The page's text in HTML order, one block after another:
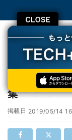
TECH+ 企業IT
東芝、半導体部門で
東芝、半導
集
掲載日 2019/05/14